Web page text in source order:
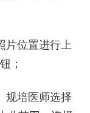
片位置进行上
；
规培医师选择